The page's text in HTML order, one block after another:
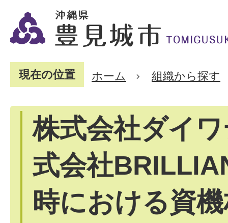
現在の位置 ホーム 組織から探す
株式会社ダイ
式会社
時における資